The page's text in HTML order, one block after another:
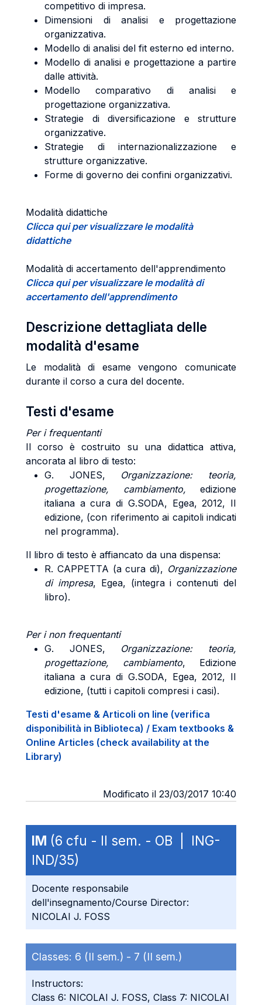
competitivo di impresa.
Dimensioni di analisi e progettazione
organizzativa.
Modello di analisi del fit esterno ed interno.
Modello di analisi e progettazione a partire
dalle attività.
Modello comparativo di analisi e
progettazione organizzativa.
Strategie di diversificazione e strutture
organizzative.
Strategie di internazionalizzazione e
strutture organizzative.
Forme di governo dei confini organizzativi.
Modalità didattiche
Clicca qui per visualizzare le modalità
didattiche
Modalità di accertamento dell'apprendimento
Clicca qui per visualizzare le modalità di
accertamento dell'apprendimento
Descrizione dettagliata delle
modalità d'esame
Le modalità di esame vengono comunicate
durante il corso a cura del docente.
Testi d'esame
Per i frequentanti
Il corso è costruito su una didattica attiva,
ancorata al libro di testo:
G. JONES, Organizzazione: teoria,
progettazione, cambiamento, edizione
italiana a cura di G.SODA, Egea, 2012, II
edizione, (con riferimento ai capitoli indicati
nel programma).
Il libro di testo è affiancato da una dispensa:
R. CAPPETTA (a cura di), Organizzazione
di impresa, Egea, (integra i contenuti del
libro).
Per i non frequentanti
G. JONES, Organizzazione: teoria,
progettazione, cambiamento, Edizione
italiana a cura di G.SODA, Egea, 2012, II
edizione, (tutti i capitoli compresi i casi).
Testi d'esame & Articoli on line (verifica
disponibilità in Biblioteca) / Exam textbooks &
Online Articles (check availability at the
Library)
Modificato il 23/03/2017 10:40
IM (6 cfu - II sem. - OB | ING-
IND/35)
Docente responsabile
dell'insegnamento/Course Director:
NICOLAI J. FOSS
Classes: 6 (II sem.) - 7 (II sem.)
Instructors:
Class 6: NICOLAI J. FOSS, Class 7: NICOLAI